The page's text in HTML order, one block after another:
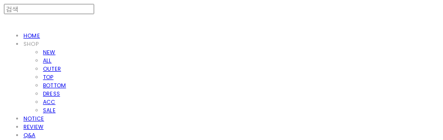
HOME
SHOP
NEW
ALL
OUTER
TOP
BOTTOM
DRESS
ACC
SALE
NOTICE
REVIEW
Q&A